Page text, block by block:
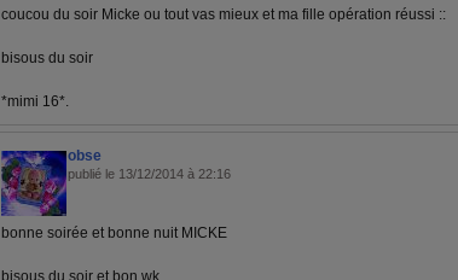
coucou du soir Micke ou tout vas mieux et ma fille opération réussi ::
bisous du soir
*mimi 16*.
obse
publié le 13/12/2014 à 22:16
bonne soirée et bonne nuit MICKE
bisous du soir et bon wk